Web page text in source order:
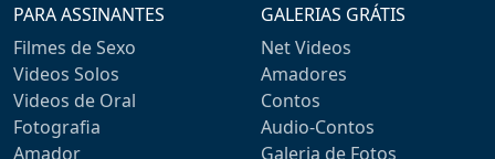
PARA ASSINANTES
Filmes de Sexo
Videos Solos
Videos de Oral
Fotografia
Amador
GALERIAS GRÁTIS
Net Videos
Amadores
Contos
Audio-Contos
Galeria de Fotos